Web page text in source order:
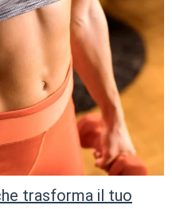
trasforma il tuo